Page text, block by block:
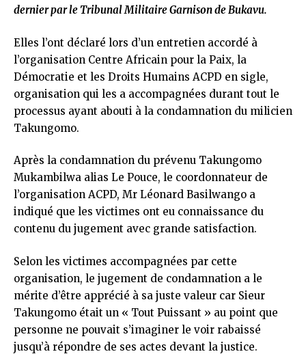
dernier par le Tribunal Militaire Garnison de Bukavu.
Elles l’ont déclaré lors d’un entretien accordé à
l’organisation Centre Africain pour la Paix, la
Démocratie et les Droits Humains ACPD en sigle,
organisation qui les a accompagnées durant tout le
processus ayant abouti à la condamnation du milicien
Takungomo.
Après la condamnation du prévenu Takungomo
Mukambilwa alias Le Pouce, le coordonnateur de
l’organisation ACPD, Mr Léonard Basilwango a
indiqué que les victimes ont eu connaissance du
contenu du jugement avec grande satisfaction.
Selon les victimes accompagnées par cette
organisation, le jugement de condamnation a le
mérite d’être apprécié à sa juste valeur car Sieur
Takungomo était un « Tout Puissant » au point que
personne ne pouvait s’imaginer le voir rabaissé
jusqu’à répondre de ses actes devant la justice.